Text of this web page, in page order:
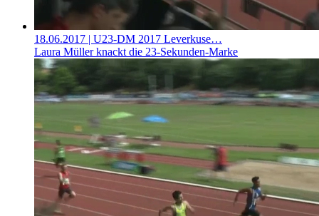
18.06.2017 | U23-DM 2017 Leverkuse…
Laura Müller knackt die 23-Sekunden-Marke